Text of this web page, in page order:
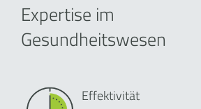
Expertise im
Gesundheitswesen
Effektivität